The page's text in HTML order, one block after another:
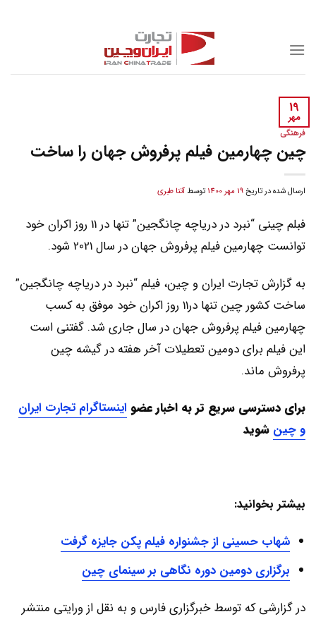
content
19
مهر
فرهنگی
چین چهارمین فیلم پرفروش جهان را ساخت
ارسال شده در تاریخ19 مهر 1400 توسط آتنا طبری
فبلم چینی “نبرد در دریاچه چانگجین” تنها در 11 روز اکران خود
توانست چهارمین فیلم پرفروش جهان در سال 2021 شود.
به گزارش تجارت ایران و چین، فیلم “نبرد در دریاچه چانگجین”
ساخت کشور چین تنها در11 روز اکران خود موفق به کسب
چهارمین فیلم پرفروش جهان در سال جاری شد. گفتنی است
این فیلم برای دومین تعطیلات آخر هفته در گیشه چین
پرفروش ماند.
برای دسترسی سریع تر به اخبار عضو اینستاگرام تجارت ایران
و چین شوید
بیشتر بخوانید:
شهاب حسینی از جشنواره فیلم پکن جایزه گرفت
برگزاری دومین دوره نگاهی بر سینمای چین
در گزارشی که توسط خبرگزاری فارس و به نقل از ورایتی منتشر